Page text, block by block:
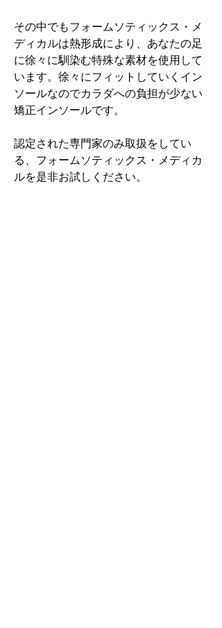
その中でもフォームソティックス・メ
ディカルは熱形成により、あなたの足
に徐々に馴染む特殊な素材を使用して
います。徐々にフィットしていくイン
ソールなのでカラダへの負担が少ない
矯正インソールです。
認定された専門家のみ取扱をしてい
る、フォームソティックス・メディカ
ルを是非お試しください。